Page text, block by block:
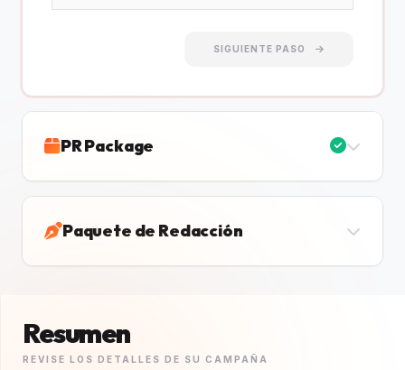
SIGUIENTE PASO
PR Package
Paquete de Redacción
Resumen
REVISE LOS DETALLES DE SU CAMPAÑA